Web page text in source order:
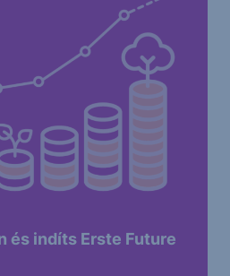
és indíts Erste Future